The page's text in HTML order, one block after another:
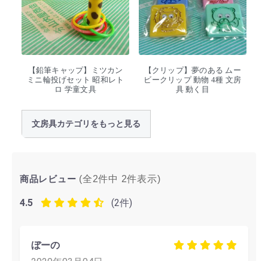
【鉛筆キャップ】ミツカン
ミニ輪投げセット 昭和レト
ロ 学童文具
【クリップ】夢のある ムー
ビークリップ 動物 4種 文房
具 動く目
文房具カテゴリをもっと見る
商品レビュー (全2件中 2件表示)
4.5 (2件)
ぼーの